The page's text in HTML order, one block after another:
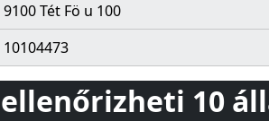
9100 Tét Fö u 100
10104473
ellenőrizheti 10